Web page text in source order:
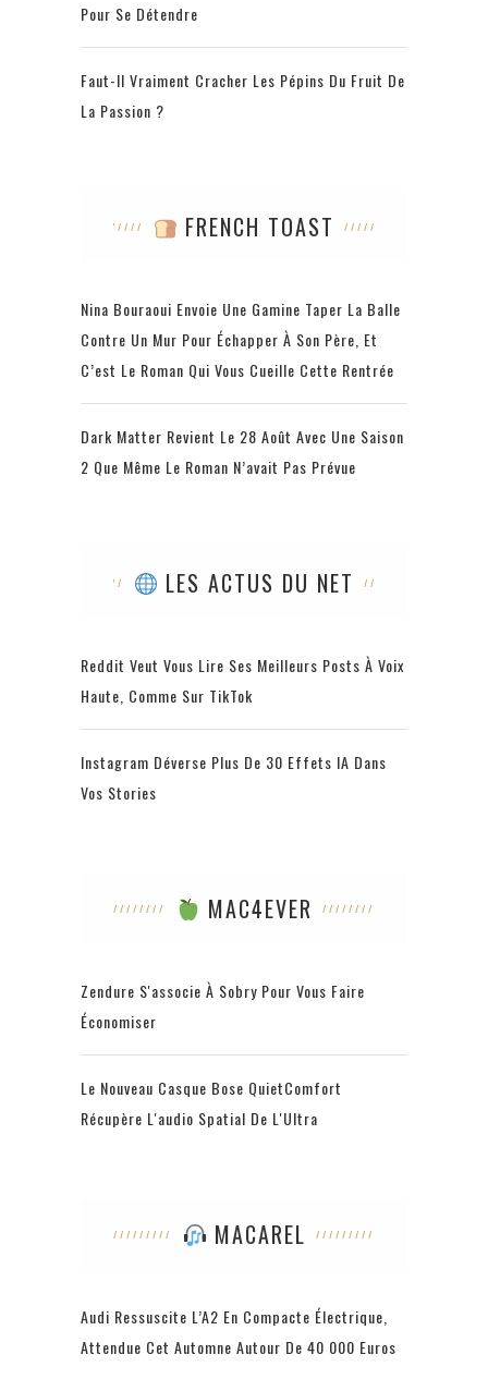
Pour Se Détendre
Faut-Il Vraiment Cracher Les Pépins Du Fruit De
La Passion ?
FRENCH TOAST
Nina Bouraoui Envoie Une Gamine Taper La Balle
Contre Un Mur Pour Échapper À Son Père, Et
C’est Le Roman Qui Vous Cueille Cette Rentrée
Dark Matter Revient Le 28 Août Avec Une Saison
2 Que Même Le Roman N’avait Pas Prévue
LES ACTUS DU NET
Reddit Veut Vous Lire Ses Meilleurs Posts À Voix
Haute, Comme Sur TikTok
Instagram Déverse Plus De 30 Effets IA Dans
Vos Stories
MAC4EVER
Zendure S'associe À Sobry Pour Vous Faire
Économiser
Le Nouveau Casque Bose QuietComfort
Récupère L'audio Spatial De L'Ultra
MACAREL
Audi Ressuscite L’A2 En Compacte Électrique,
Attendue Cet Automne Autour De 40 000 Euros